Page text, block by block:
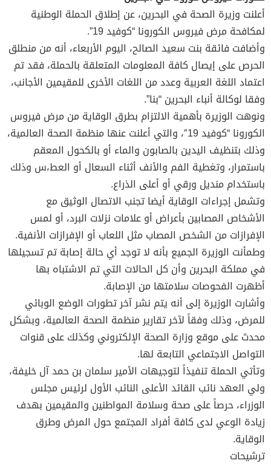
أعلنت وزيرة الصحة في البحرين، عن إطلاق الحملة الوطنية
لمكافحة مرض فيروس الكورونا “كوفيد 19”.
وأضافت فائقة بنت سعيد الصالح، اليوم الأربعاء، أنه من منطلق
الحرص على إيصال كافة المعلومات المتعلقة بالحملة، فقد تم
اعتماد اللغة العربية وعدد من اللغات الأخرى للمقيمين الأجانب،
وفقا لوكالة أنباء البحرين “بنا”.
ونوهت الوزيرة بأهمية الالتزام بطرق الوقاية من مرض فيروس
الكورونا “كوفيد 19″، والتي أعلنت عنها منظمة الصحة العالمية،
وذلك بتنظيف اليدين بالصابون والماء أو بالكحول المعقم
باستمرار، وتغطية الفم والأنف أثناء السعال أو العط،س وذلك
باستخدام منديل ورقي أو أعلى الذراع.
وتشمل إجراءات الوقاية أيضا تجنب الاتصال الوثيق مع
الأشخاص المصابين بأعراض أو علامات نزلات البرد، أو لمس
الإفرازات من الشخص المصاب مثل اللعاب أو الإفرازات الأنفية.
وطمأنت الوزيرة الجميع بأنه لا توجد أي حالة إصابة تم تسجيلها
في مملكة البحرين وأن كل الحالات التي تم الاشتباه بها
أظهرت الفحوصات سلامتها من الإصابة.
وأشارت الوزيرة إلى أنه يتم نشر آخر تطورات الوضع الوبائي
للمرض، وذلك وفقاً لآخر تقارير منظمة الصحة العالمية، وبشكل
محدث على موقع وزارة الصحة الإلكتروني وكذلك على قنوات
التواصل الاجتماعي التابعة لها.
وتأتي الحملة تنفيذاً لتوجيهات الأمير سلمان بن حمد آل خليفة،
ولي العهد نائب القائد الأعلى النائب الأول لرئيس مجلس
الوزراء، حرصاً على صحة وسلامة المواطنين والمقيمين بهدف
زيادة الوعي لدى كافة أفراد المجتمع حول المرض وطرق
الوقاية.
ترشيحات